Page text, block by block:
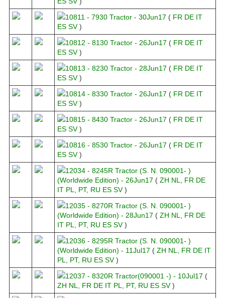
10811 - 7930 Tractor - 30Jun17 ( FR DE IT
ES SV)
10812 - 8130 Tractor - 26Jun17 ( FR DE IT
ES SV)
10813 - 8230 Tractor - 28Jun17 ( FR DE IT
ES SV)
10814 - 8330 Tractor - 26Jun17 ( FR DE IT
ES SV)
10815 - 8430 Tractor - 26Jun17 ( FR DE IT
ES SV)
10816 - 8530 Tractor - 26Jun17 ( FR DE IT
ES SV)
12034 - 8245R Tractor (S. N. 090001- )
(Worldwide Edition) - 26Jun17 ( ZH NL, FR DE
IT PL, PT, RU ES SV)
12035 - 8270R Tractor (S. N. 090001- )
(Worldwide Edition) - 28Jun17 ( ZH NL, FR DE
IT PL, PT, RU ES SV)
12036 - 8295R Tractor (S. N. 090001- )
(Worldwide Edition) - 11Jul17 ( ZH NL, FR DE IT
PL,
PT, RU ES SV)
12037 - 8320R Tractor(090001 -) - 10Jul17 (
ZH NL, FR DE IT PL, PT, RU ES SV)